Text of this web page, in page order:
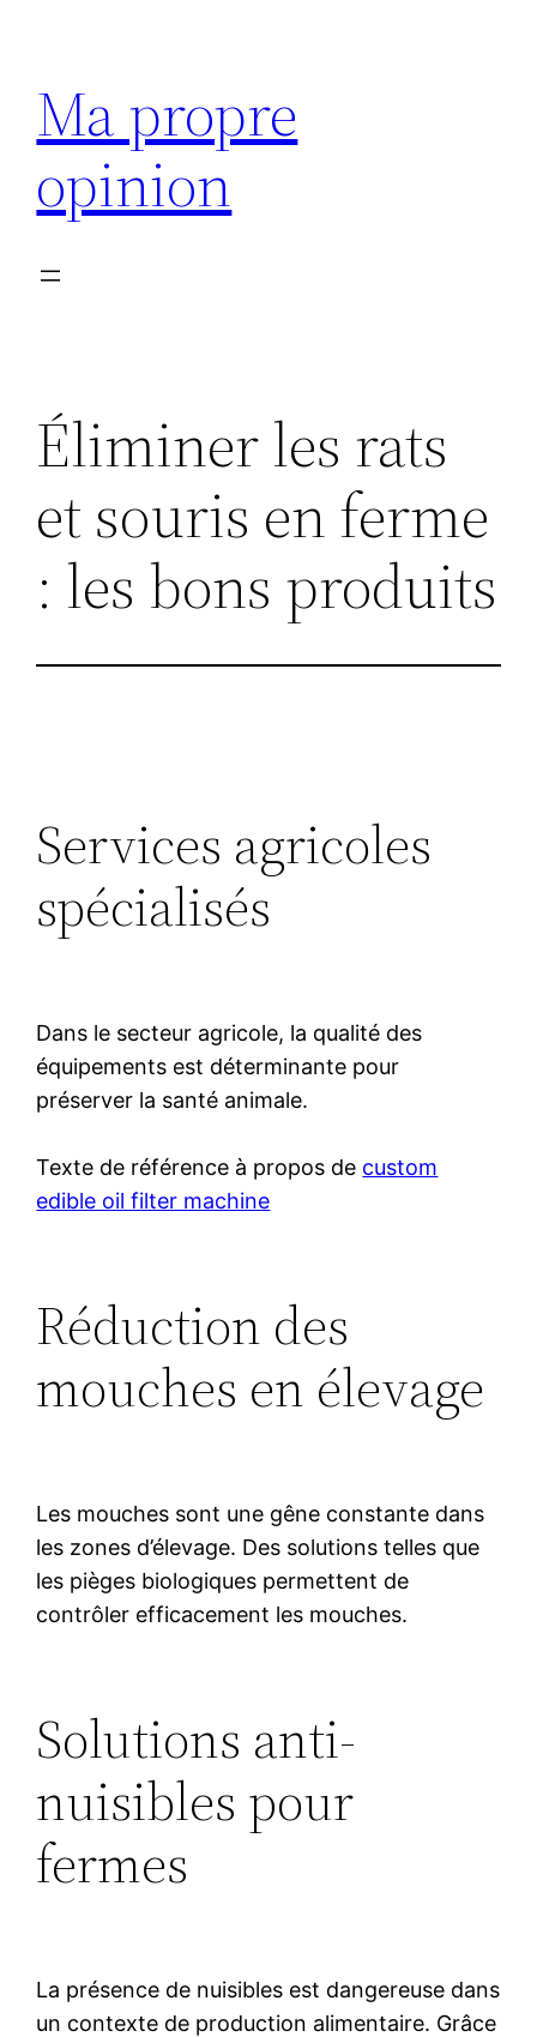
contenu
Ma propre
opinion
Éliminer les rats
et souris en ferme
: les bons produits
Services agricoles
spécialisés
Dans le secteur agricole, la qualité des
équipements est déterminante pour
préserver la santé animale.
Texte de référence à propos de custom
edible oil filter machine
Réduction des
mouches en élevage
Les mouches sont une gêne constante dans
les zones d’élevage. Des solutions telles que
les pièges biologiques permettent de
contrôler efficacement les mouches.
Solutions anti-
nuisibles pour
fermes
La présence de nuisibles est dangereuse dans
un contexte de production alimentaire. Grâce